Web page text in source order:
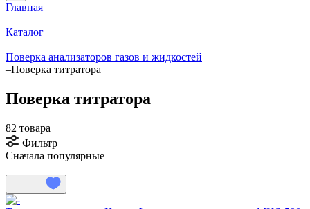
Главная
–
Каталог
–
Поверка анализаторов газов и жидкостей
–Поверка титратора
Поверка титратора
82 товара
Фильтр
Сначала популярные